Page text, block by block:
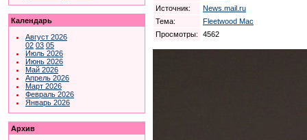
Календарь
Август 2026
02 03 05
Июль 2026
Июнь 2026
Май 2026
Апрель 2026
Март 2026
Февраль 2026
Январь 2026
Архив
Источник:
News.mail.ru
Тема:
Fleetwood Mac
Просмотры:
4562